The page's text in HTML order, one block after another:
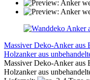
Massiver Deko-Anker aus
Holzanker aus
Massiver Deko-Anker aus
Holzanker aus